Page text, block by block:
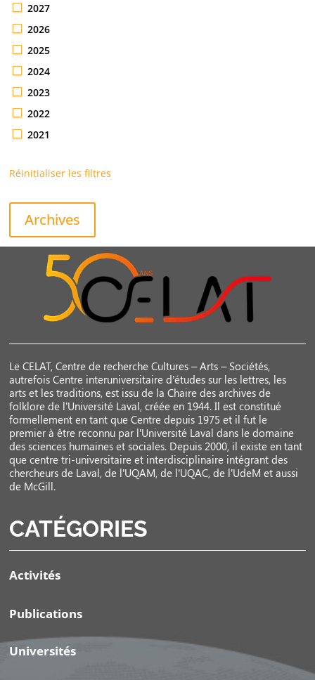
2027
2026
2025
2024
2023
2022
2021
Réinitialiser les filtres
Archives
Le CELAT, Centre de recherche Cultures – Arts – Sociétés,
autrefois Centre interuniversitaire d’études sur les lettres, les
arts et les traditions, est issu de la Chaire des archives de
folklore de l’Université Laval, créée en 1944. Il est constitué
formellement en tant que Centre depuis 1975 et il fut le
premier à être reconnu par l’Université Laval dans le domaine
des sciences humaines et sociales. Depuis 2000, il existe en tant
que centre tri-universitaire et interdisciplinaire intégrant des
chercheurs de Laval, de l’UQAM, de l’UQAC, de l’UdeM et aussi
de McGill.
CATÉGORIES
Activités
Publications
Universités